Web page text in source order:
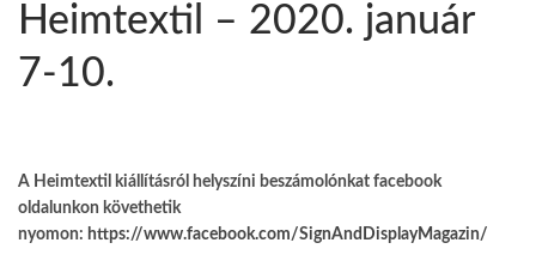
Heimtextil – 2020. január
7-10.
A Heimtextil kiállításról helyszíni beszámolónkat facebook
oldalunkon követhetik
nyomon: https://www.facebook.com/SignAndDisplayMagazin/